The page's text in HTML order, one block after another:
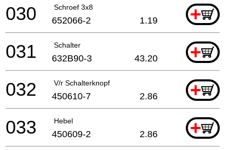
Schroef 3x8 +
030 652066-2 1.19
Schalter +
031 632B90-3 43.20
V/r Schalterknopf +
032 450610-7 2.86
Hebel +
033 450609-2 2.86